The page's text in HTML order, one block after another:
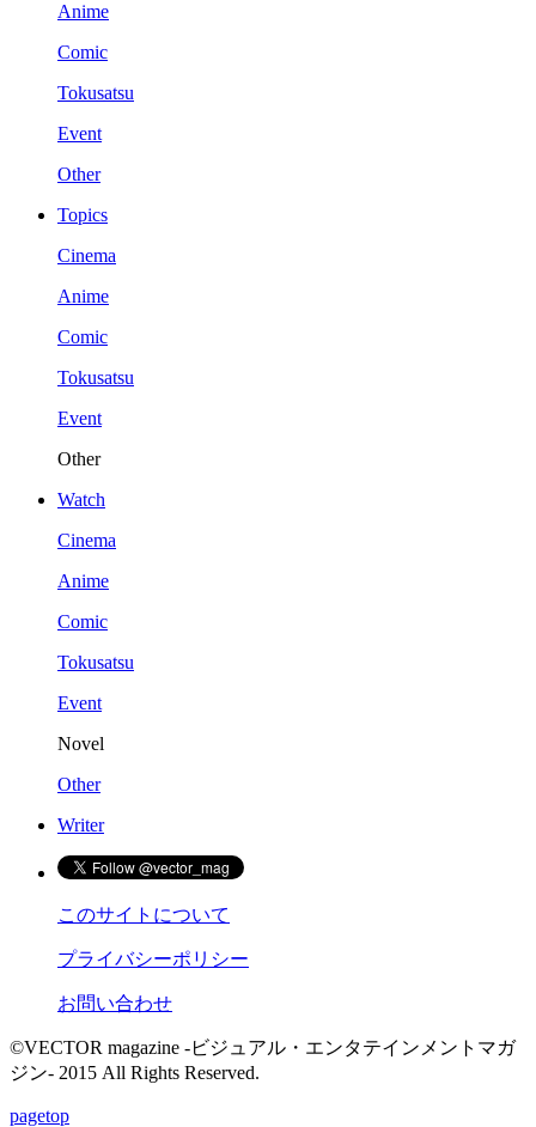
Anime
Comic
Tokusatsu
Event
Other
Topics
Cinema
Anime
Comic
Tokusatsu
Event
Other
Watch
Cinema
Anime
Comic
Tokusatsu
Event
Novel
Other
Writer
このサイトについて
プライバシーポリシー
お問い合わせ
©VECTOR magazine -ビジュアル・エンタテインメントマガ
ジン- 2015 All Rights Reserved.
pagetop